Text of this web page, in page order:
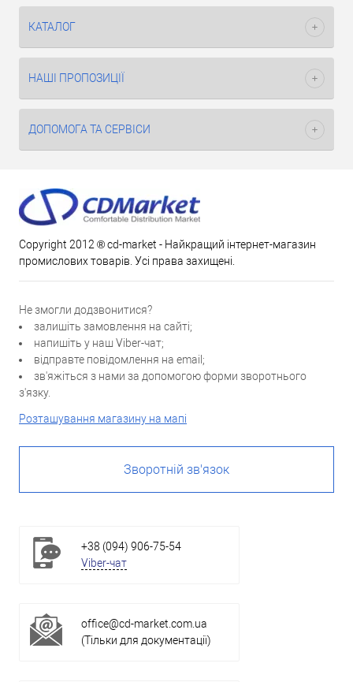
КАТАЛОГ
НАШІ ПРОПОЗИЦІЇ
ДОПОМОГА ТА СЕРВІСИ
Copyright 2012 ® cd-market - Найкращий інтернет-магазин
промислових товарів. Усі права захищені.
Не змогли додзвонитися?
залишіть замовлення на сайті;
напишіть у наш Viber-чат;
відправте повідомлення на email;
зв'яжіться з нами за допомогою форми зворотнього
з'язку.
Розташування магазину на мапі
Зворотній зв'язок
+38 (094) 906-75-54
Viber-чат
office@cd-market.com.ua
(Тільки для документації)